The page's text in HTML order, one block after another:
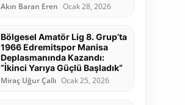
Akın Baran Eren Ocak 28, 2026
Bölgesel Amatör Lig 8. Grup’ta
1966 Edremitspor Manisa
Deplasmanında Kazandı:
“İkinci Yarıya Güçlü Başladık”
Miraç Uğur Çallı Ocak 25, 2026